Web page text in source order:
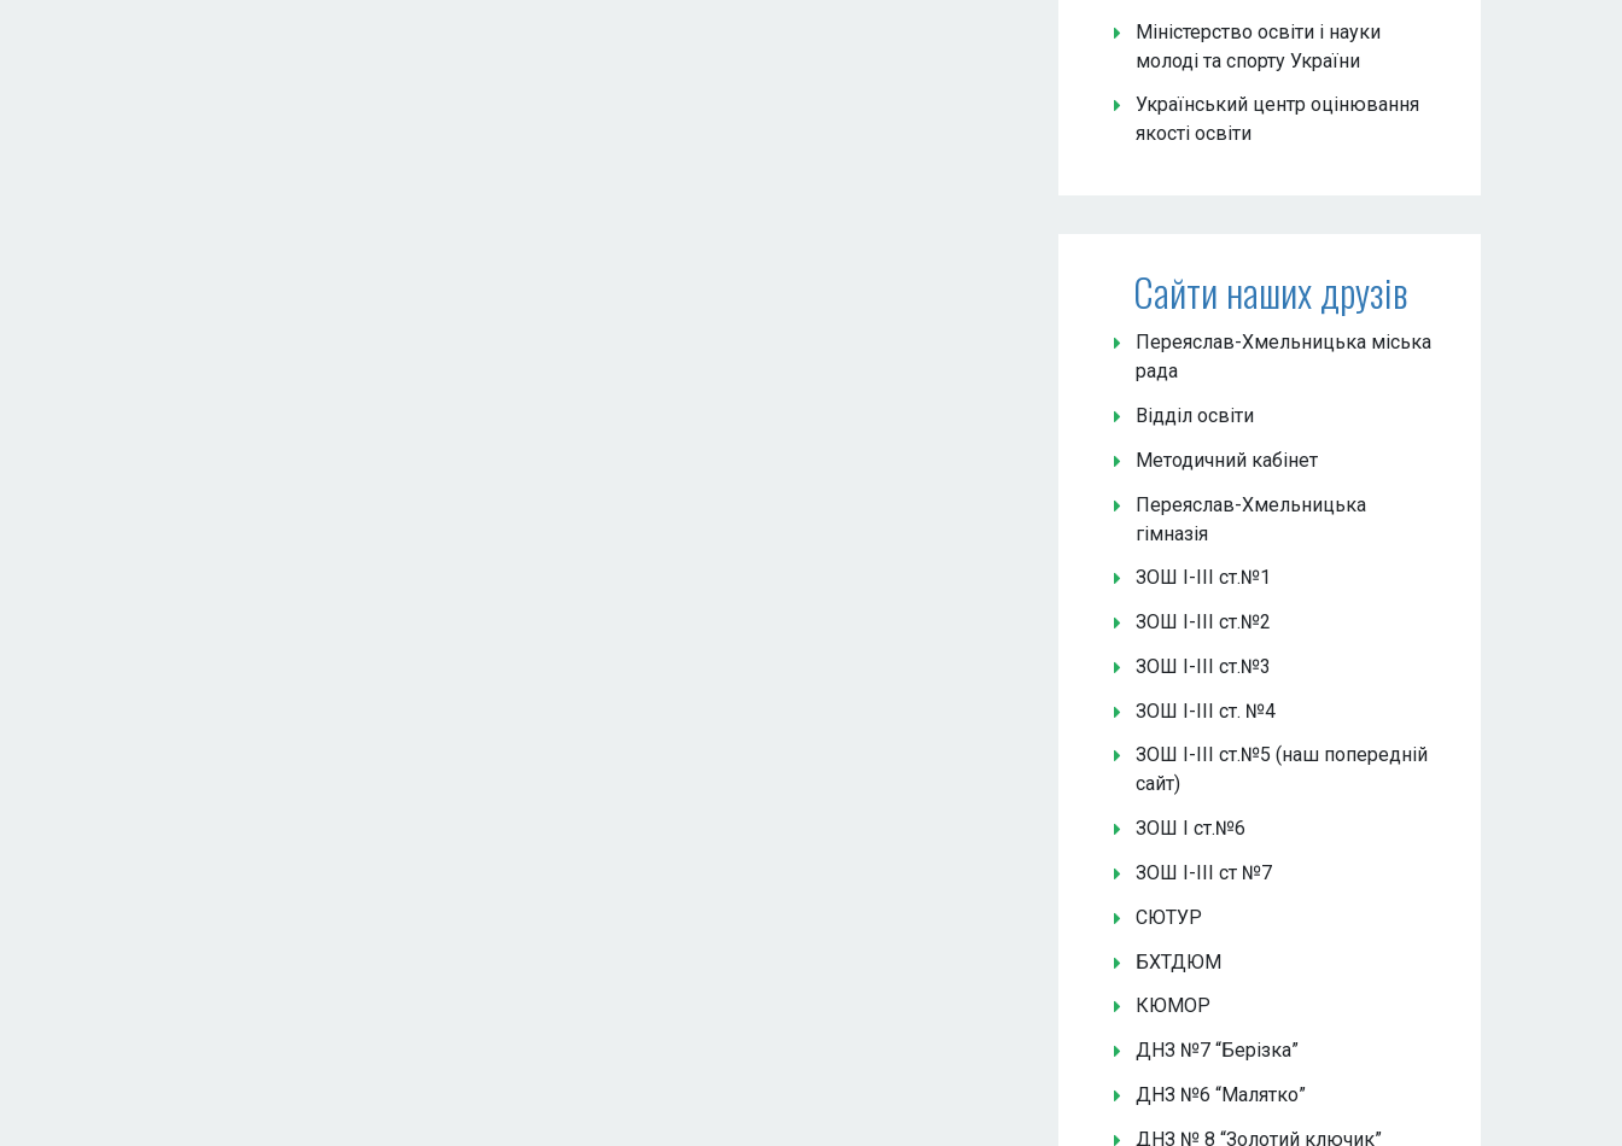
Міністерство освіти і науки
молоді та спорту України
Український центр оцінювання
якості освіти
Сайти наших друзів
Переяслав-Хмельницька міська
рада
Відділ освіти
Методичний кабінет
Переяслав-Хмельницька
гімназія
ЗОШ І-ІІІ ст.№1
ЗОШ І-ІІІ ст.№2
ЗОШ І-ІІІ ст.№3
ЗОШ І-ІІІ ст. №4
ЗОШ І-ІІІ ст.№5 (наш попередній
сайт)
ЗОШ І ст.№6
ЗОШ І-ІІІ ст №7
СЮТУР
БХТДЮМ
КЮМОР
ДНЗ №7 “Берізка”
ДНЗ №6 “Малятко”
ДНЗ № 8 “Золотий ключик”